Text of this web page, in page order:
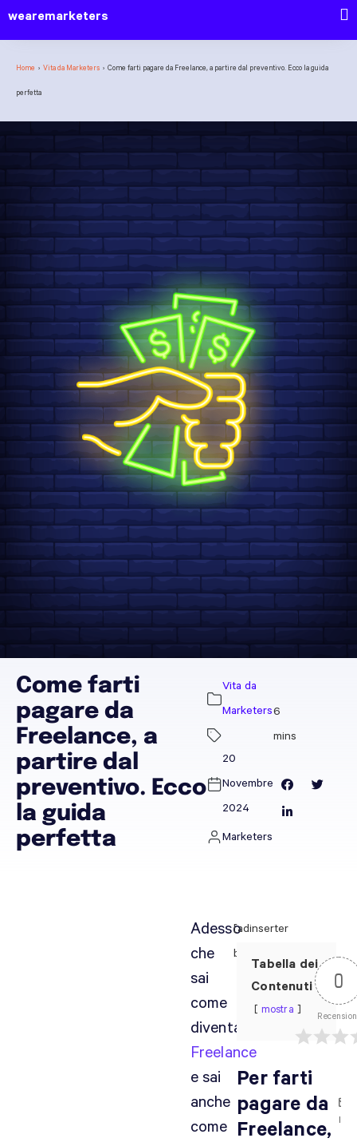
wearemarketers
Home › Vita da Marketers › Come farti pagare da Freelance, a partire dal preventivo. Ecco la guida
perfetta
Come farti
pagare da
Freelance, a
partire dal
preventivo. Ecco
la guida
perfetta
Vita da
Marketers
20
Novembre
2024
Marketers
Adesso
che
sai
come
diventare
Freelance
e sai
anche
come
[adinserter
block="12"]
Tabella dei
Contenuti
mostra
Per farti
pagare da
Freelance,
0